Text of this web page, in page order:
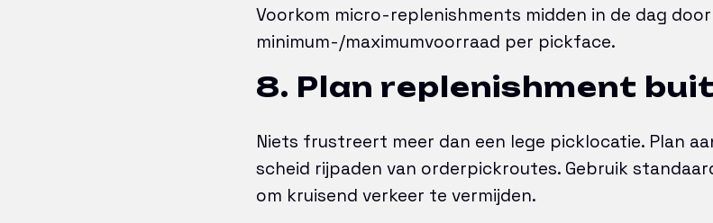
Voorkom micro-replenishments midden in de dag
minimum-/maximumvoorraad per pickface.
8. Plan replenishment
Niets frustreert meer dan een lege picklocatie. Plan
scheid rijpaden van orderpickroutes. Gebruik
om kruisend verkeer te vermijden.